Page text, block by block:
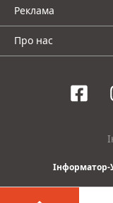
Реклама
Про нас
Інформатор-